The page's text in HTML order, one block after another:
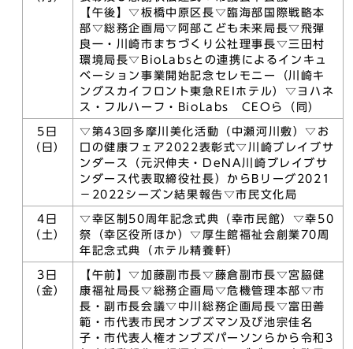
【午後】▽板橋中原区長▽臨海部国際戦略本
部▽総務企画局▽阿部こども未来局長▽飛彈
良一・川崎市まちづくり公社理事長▽三田村
環境局長▽BioLabsとの連携によるインキュ
ベーション事業開始記念セレモニー（川崎キ
ングスカイフロント東急REIホテル）▽ヨハネ
ス・フルハーフ・BioLabs CEOら（同）
5日
（日）
▽第43回多摩川美化活動（中瀬河川敷）▽お
口の健康フェア2022表彰式▽川崎ブレイブサ
ンダース（元沢伸夫・DeNA川崎ブレイブサ
ンダース代表取締役社長）からBリーグ2021
－2022シーズン結果報告▽市民文化局
4日
（土）
▽幸区制50周年記念式典（幸市民館）▽幸50
祭（幸区役所ほか）▽厚生館福祉会創業70周
年記念式典（ホテル精養軒）
3日
（金）
【午前】▽加藤副市長▽藤倉副市長▽宮𦚰健
康福祉局長▽総務企画局▽危機管理本部▽市
長・副市長会議▽中川総務企画局長▽富田善
範・市代表市民オンブズマン及び池宗佳名
子・市代表人権オンブズパーソンらから令和3